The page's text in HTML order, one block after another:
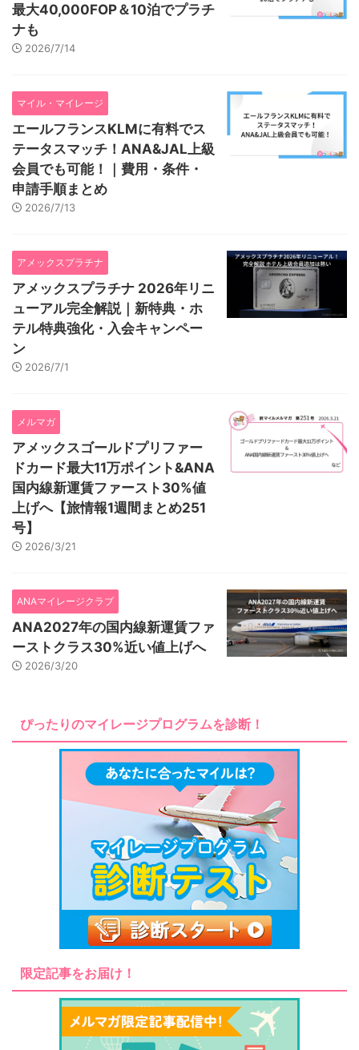
最大40,000FOP＆10泊でプラチ
ナも
2026/7/14
マイル・マイレージ
エールフランスKLMに有料でス
テータスマッチ！ANA&JAL上級
会員でも可能！｜費用・条件・
申請手順まとめ
2026/7/13
アメックスプラチナ
アメックスプラチナ 2026年リニ
ューアル完全解説｜新特典・ホ
テル特典強化・入会キャンペー
ン
2026/7/1
メルマガ
アメックスゴールドプリファー
ドカード最大11万ポイント&ANA
国内線新運賃ファースト30%値
上げへ【旅情報1週間まとめ251
号】
2026/3/21
ANAマイレージクラブ
ANA2027年の国内線新運賃ファ
ーストクラス30%近い値上げへ
2026/3/20
ぴったりのマイレージプログラムを診断！
限定記事をお届け！